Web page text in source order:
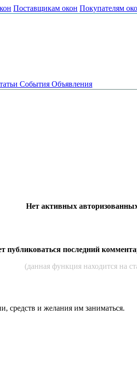
Поставщикам окон Покупателям
События Объявления
Нет активных
публиковаться последний
(данная функция находится на
средств и же­лания им за­нимать­ся.